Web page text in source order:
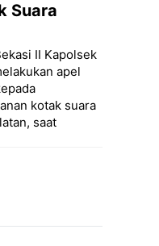
Suara
II Kapolsek
apel
kotak suara
saat